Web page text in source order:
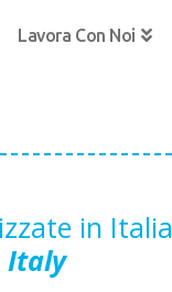
Lavora Con Noi
in Italia
Italy